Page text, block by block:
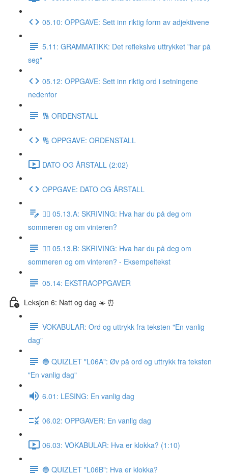
05.10: OPPGAVE: Sett inn riktig form av adjektivene
5.11: GRAMMATIKK: Det refleksive uttrykket "har på
seg"
05.12: OPPGAVE: Sett inn riktig ord i setningene
nedenfor
🔢 ORDENSTALL
🔢 OPPGAVE: ORDENSTALL
DATO OG ÅRSTALL (2:02)
OPPGAVE: DATO OG ÅRSTALL
✍🏼 05.13.A: SKRIVING: Hva har du på deg om
sommeren og om vinteren?
✍🏼 05.13.B: SKRIVING: Hva har du på deg om
sommeren og om vinteren? - Eksempeltekst
05.14: EKSTRAOPPGAVER
Leksjon 6: Natt og dag ☀️ ⏰
VOKABULAR: Ord og uttrykk fra teksten "En vanlig
dag"
🔵 QUIZLET "L06A": Øv på ord og uttrykk fra teksten
"En vanlig dag"
6.01: LESING: En vanlig dag
06.02: OPPGAVER: En vanlig dag
06.03: VOKABULAR: Hva er klokka? (1:10)
🔵 QUIZLET "L06B": Hva er klokka?